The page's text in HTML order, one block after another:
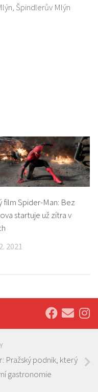
Špindlerův Mlýn
film Spider-Man: Bez
startuje už zítra v
2021
Pražský podnik, který
gastronomie